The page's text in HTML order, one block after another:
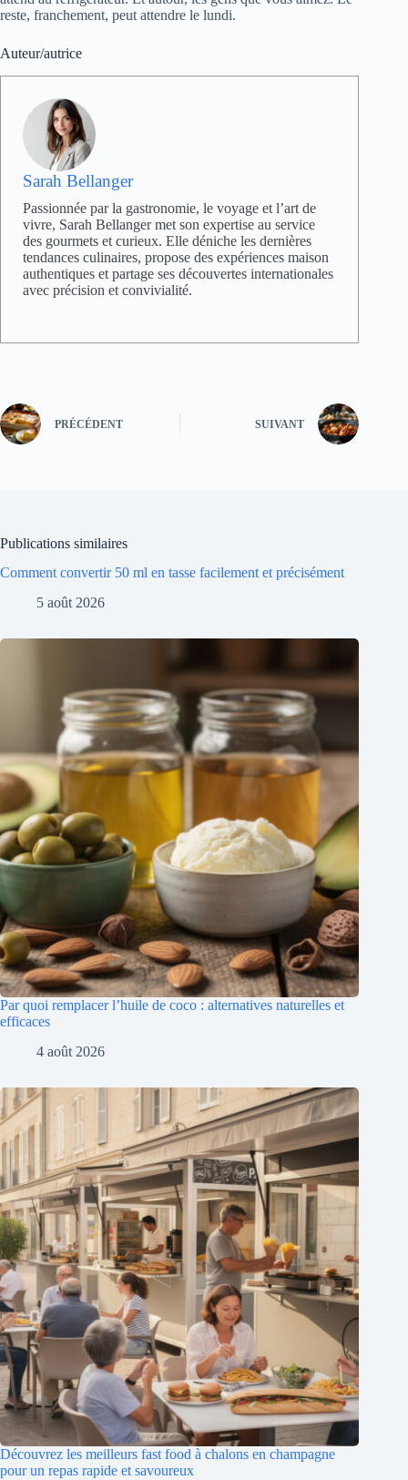
reste, franchement, peut attendre le lundi.
Auteur/autrice
Sarah Bellanger
Passionnée par la gastronomie, le voyage et l’art de
vivre, Sarah Bellanger met son expertise au service
des gourmets et curieux. Elle déniche les dernières
tendances culinaires, propose des expériences maison
authentiques et partage ses découvertes internationales
avec précision et convivialité.
PRÉCÉDENT SUIVANT
Publications similaires
Comment convertir 50 ml en tasse facilement et précisément
5 août 2026
Par quoi remplacer l’huile de coco : alternatives naturelles et
efficaces
4 août 2026
Découvrez les meilleurs fast food à chalons en champagne
pour un repas rapide et savoureux